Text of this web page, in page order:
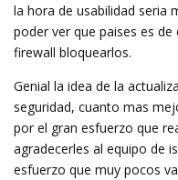
la hora de usabilidad seria
poder ver que paises es
firewall bloquearlos.
Genial la idea de la
seguridad, cuanto mas
por el gran esfuerzo que
agradecerles al equipo de
esfuerzo que muy pocos